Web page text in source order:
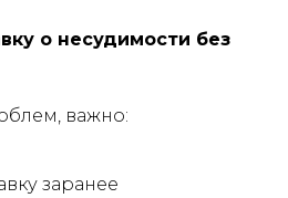
о несудимости без
важно:
заранее